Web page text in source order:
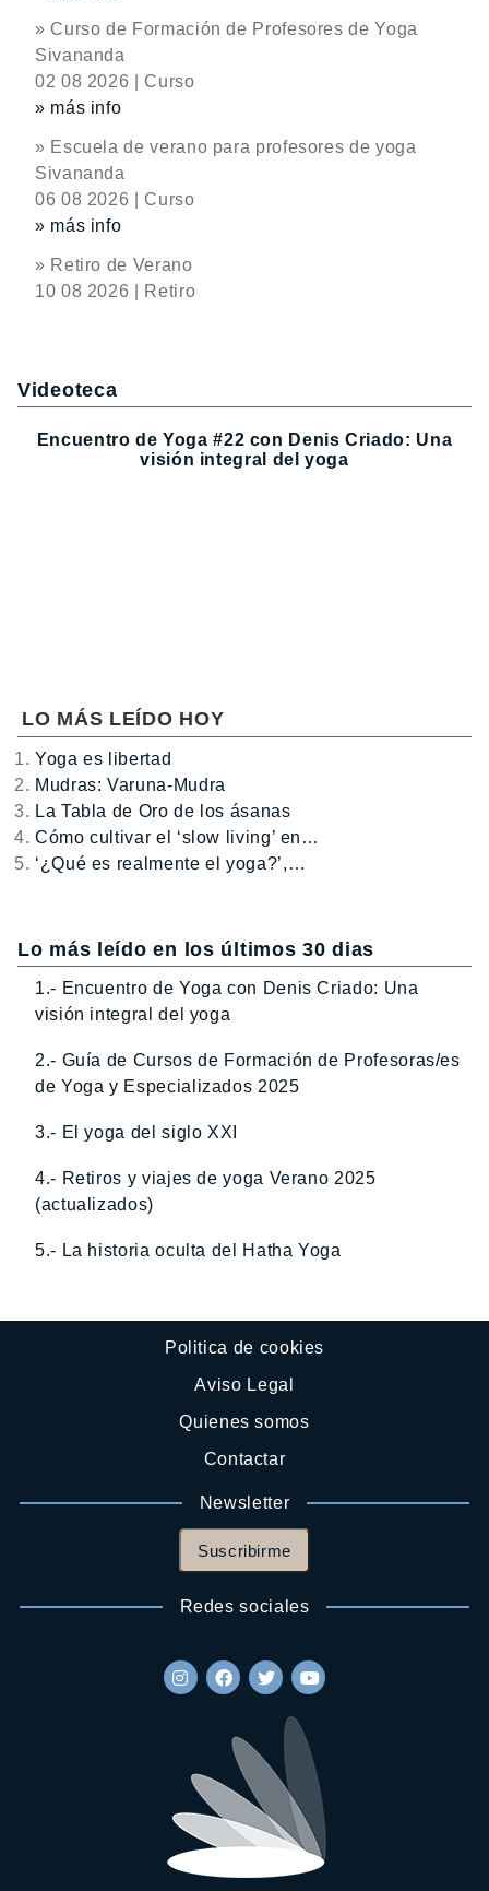
» Curso de Formación de Profesores de Yoga
Sivananda
02 08 2026 | Curso
» más info
» Escuela de verano para profesores de yoga
Sivananda
06 08 2026 | Curso
» más info
» Retiro de Verano
10 08 2026 | Retiro
Videoteca
Encuentro de Yoga #22 con Denis Criado: Una
visión integral del yoga
LO MÁS LEÍDO HOY
Yoga es libertad
Mudras: Varuna-Mudra
La Tabla de Oro de los ásanas
Cómo cultivar el ‘slow living’ en…
‘¿Qué es realmente el yoga?’,…
Lo más leído en los últimos 30 dias
1.- Encuentro de Yoga con Denis Criado: Una
visión integral del yoga
2.- Guía de Cursos de Formación de Profesoras/es
de Yoga y Especializados 2025
3.- El yoga del siglo XXI
4.- Retiros y viajes de yoga Verano 2025
(actualizados)
5.- La historia oculta del Hatha Yoga
Politica de cookies
Aviso Legal
Quienes somos
Contactar
Newsletter
Suscribirme
Redes sociales